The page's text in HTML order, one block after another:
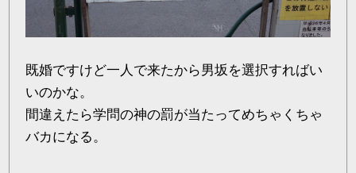
既婚ですけど一人で来たから男坂を選択すればい
いのかな。
間違えたら学問の神の罰が当たってめちゃくちゃ
バカになる。